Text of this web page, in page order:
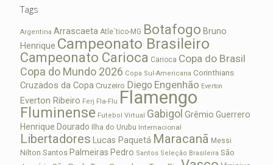
Tags
Argentina Arrascaeta Atle´tico-MG Botafogo Bruno
Henrique Campeonato Brasileiro
Campeonato Carioca Carioca Copa do Brasil
Copa do Mundo 2026 Copa Sul-Americana Corinthians
Cruzados da Copa Cruzeiro Diego Engenhão Everton
Everton Ribeiro Ferj Fla-Flu Flamengo
Fluminense Futebol Virtual Gabigol Grêmio Guerrero
Henrique Dourado Ilha do Urubu Internacional
Libertadores Lucas Paquetá Maracanã Messi
Nilton Santos Palmeiras Pedro Santos Seleção Brasileira São